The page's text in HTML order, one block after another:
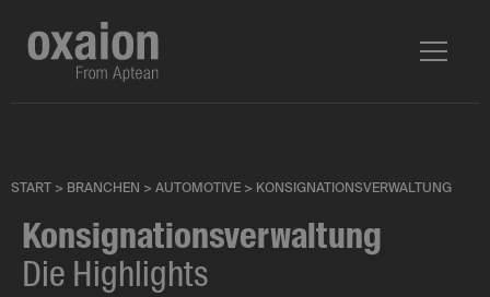
START > BRANCHEN > AUTOMOTIVE > KONSIGNATIONSVERWALTUNG
Konsignationsverwaltung
Die Highlights